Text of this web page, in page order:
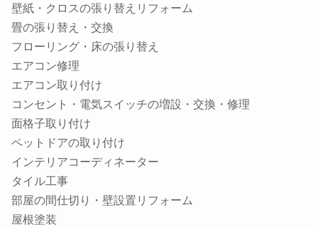
コウモリ駆除
クモ駆除
ハクビシン・アライグマ・狸・イタチ駆除
ムカデ・ヤスデ・ゲジゲジ駆除
水のトラブル
水道のつまり修理
浄水器の取付・交換
水道蛇口交換
水道の水漏れ修理
シャワーヘッド・シャワーホースの交換
排水管洗浄
壁紙・クロスの張り替えリフォーム
畳の張り替え・交換
フローリング・床の張り替え
エアコン修理
エアコン取り付け
コンセント・電気スイッチの増設・交換・修理
面格子取り付け
ペットドアの取り付け
インテリアコーディネーター
タイル工事
部屋の間仕切り・壁設置リフォーム
屋根塗装